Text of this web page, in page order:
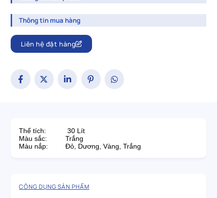
Thông tin mua hàng
Liên hệ đặt hàng
Thể tích: 30 Lít
Màu sắc:
Trắng
Màu nắp:
Đỏ, Dương, Vàng, Trắng
CÔNG DỤNG SẢN PHẨM